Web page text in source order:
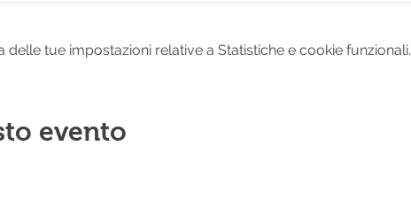
tue impostazioni relative a Statistiche e cookie funzionali.
evento